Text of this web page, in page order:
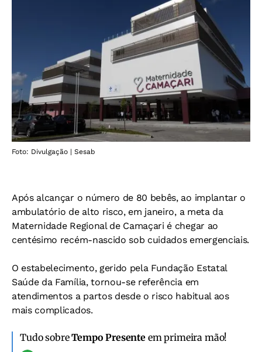
Foto: Divulgação | Sesab
Após alcançar o número de 80 bebês, ao implantar o
ambulatório de alto risco, em janeiro, a meta da
Maternidade Regional de Camaçari é chegar ao
centésimo recém-nascido sob cuidados emergenciais.
O estabelecimento, gerido pela Fundação Estatal
Saúde da Família, tornou-se referência em
atendimentos a partos desde o risco habitual aos
mais complicados.
Tudo sobreTempo Presente em primeira mão!